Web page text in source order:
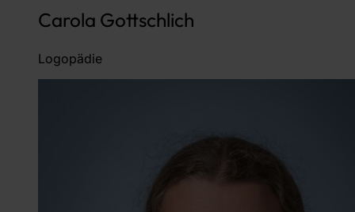
Carola Gottschlich
Logopädie